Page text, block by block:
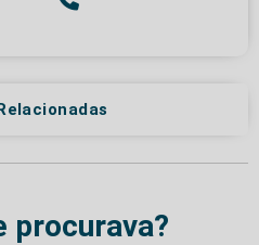
procurava?